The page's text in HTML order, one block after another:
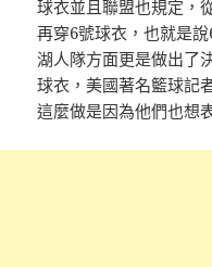
球衣並且聯盟也規定，
再穿6號球衣，也就是
湖人隊方面更是做出了
球衣，美國著名籃球記
這麼做是因為他們也想